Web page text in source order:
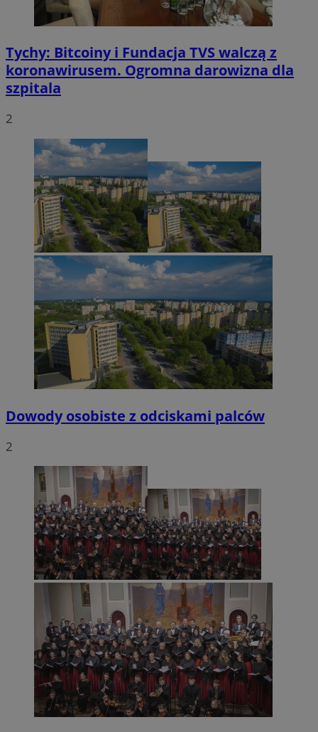
Tychy: Bitcoiny i Fundacja TVS walczą z
koronawirusem. Ogromna darowizna dla
szpitala
2
Dowody osobiste z odciskami palców
2